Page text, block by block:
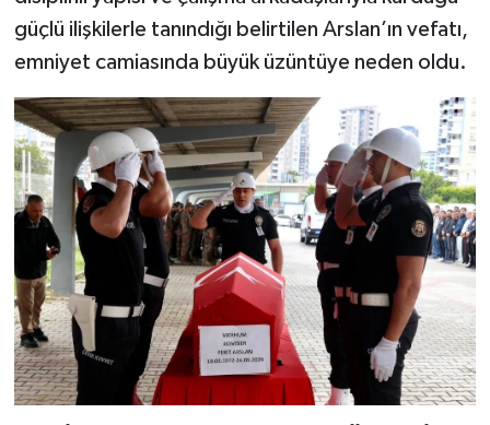
güçlü ilişkilerle tanındığı belirtilen Arslan’ın vefatı,
emniyet camiasında büyük üzüntüye neden oldu.